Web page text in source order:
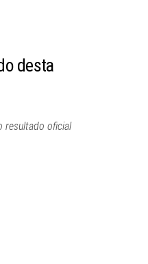
desta
resultado oficial